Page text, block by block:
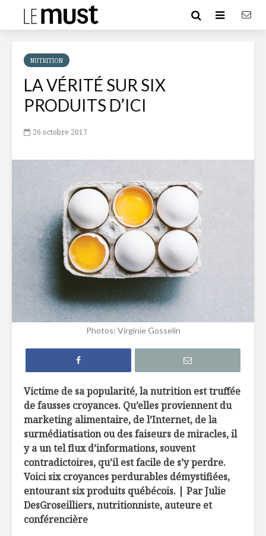
NUTRITION
LA VÉRITÉ SUR SIX
PRODUITS D’ICI
26 octobre 2017
Photos: Virginie Gosselin
Victime de sa popularité, la nutrition est truffée
de fausses croyances. Qu’elles proviennent du
marketing alimentaire, de l’Internet, de la
surmédiatisation ou des faiseurs de miracles, il
y a un tel flux d’informations, souvent
contradictoires, qu’il est facile de s’y perdre.
Voici six croyances perdurables démystifiées,
entourant six produits québécois. | Par Julie
DesGroseilliers, nutritionniste, auteure et
conférencière
Efficaces, les
remèdes de grand-
mère?
Edamame: la fève
nutritive
La créatine, poudre
miracle ?
ses
Sans
À
une
Tartelettes de
bœuf wellington